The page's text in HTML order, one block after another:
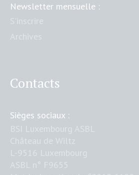
Newsletter mensuelle :
Contacts
Sièges sociaux :